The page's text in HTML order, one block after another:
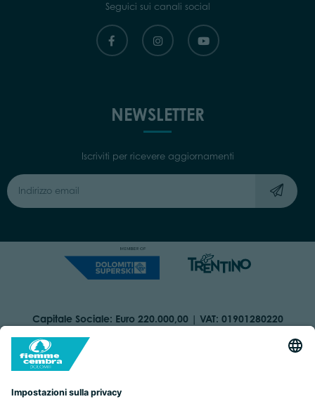
Seguici sui canali social
NEWSLETTER
Iscriviti per ricevere aggiornamenti
Capitale Sociale: Euro 220.000,00 | VAT: 01901280220
COOKIES
DICHIARAZIONE DI ACCESSIBILITÀ